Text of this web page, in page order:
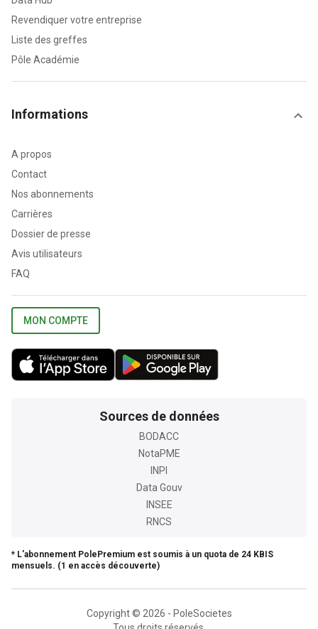
Revendiquer votre entreprise
Liste des greffes
Pôle Académie
Informations
A propos
Contact
Nos abonnements
Carrières
Dossier de presse
Avis utilisateurs
FAQ
MON COMPTE
Sources de données
BODACC
NotaPME
INPI
Data Gouv
INSEE
RNCS
* L'abonnement PolePremium est soumis à un quota de 24 KBIS
mensuels. (1 en accès découverte)
Copyright © 2026 - PoleSocietes